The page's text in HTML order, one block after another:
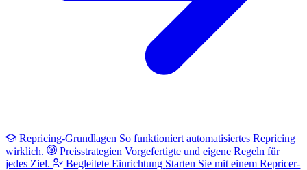
Repricing-Grundlagen So funktioniert automatisiertes Repricing
wirklich.
Preisstrategien Vorgefertigte und eigene Regeln für
jedes Ziel.
Begleitete Einrichtung Starten Sie mit einem Repricer-